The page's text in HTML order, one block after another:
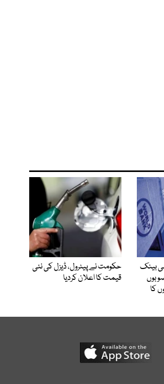
بینک
کا
حکومت نے پیٹرول، ڈیزل کی نئی
قیمت کا اعلان کردیا